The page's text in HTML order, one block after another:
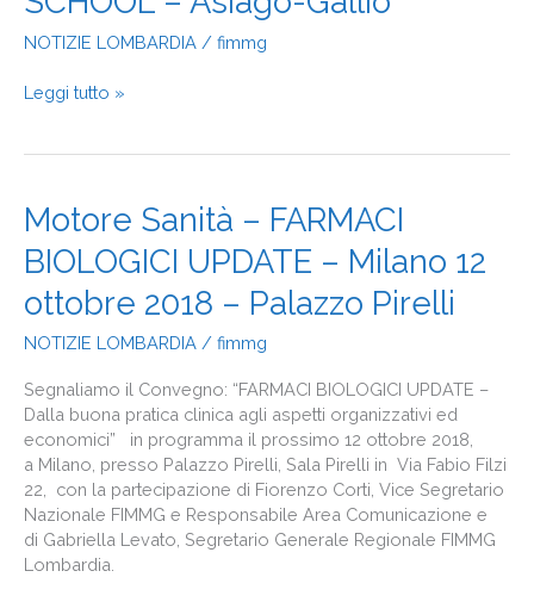
NOTIZIE LOMBARDIA / fimmg
ALLA
SUMMER
–Leggi tutto »
Motore Sanità – FARMACI
BIOLOGICI UPDATE – Milano 12
ottobre 2018 – Palazzo Pirelli
NOTIZIE LOMBARDIA / fimmg
Segnaliamo il Convegno: “FARMACI BIOLOGICI UPDATE –
Dalla buona pratica clinica agli aspetti organizzativi ed
economici” in programma il prossimo 12 ottobre 2018,
a Milano, presso Palazzo Pirelli, Sala Pirelli in Via Fabio Filzi
22, con la partecipazione di Fiorenzo Corti, Vice Segretario
Nazionale FIMMG e Responsabile Area Comunicazione e
di Gabriella Levato, Segretario Generale Regionale FIMMG
Lombardia.
Motore
Sanità
–
FARMACI
BIOLOGICI
UPDATE
Milano
12
ottobre
2018
–
Palazzo
Pirelli